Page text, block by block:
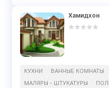
Хамидхон
КУХНИ ВАННЫЕ КОМНАТЫ
МАЛЯРЫ - ШТУКАТУРЫ